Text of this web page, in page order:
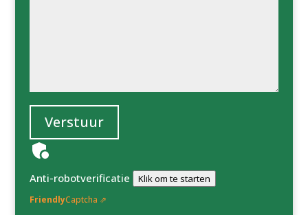
Verstuur
Anti-robotverificatie Klik om te starten
FriendlyCaptcha ⇗